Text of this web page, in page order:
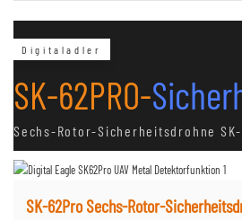
Digitaladler
SK-62PRO-
Sechs-Rotor-Sicherheitsdrohne
SK-62Pro Sechs-Rotor-